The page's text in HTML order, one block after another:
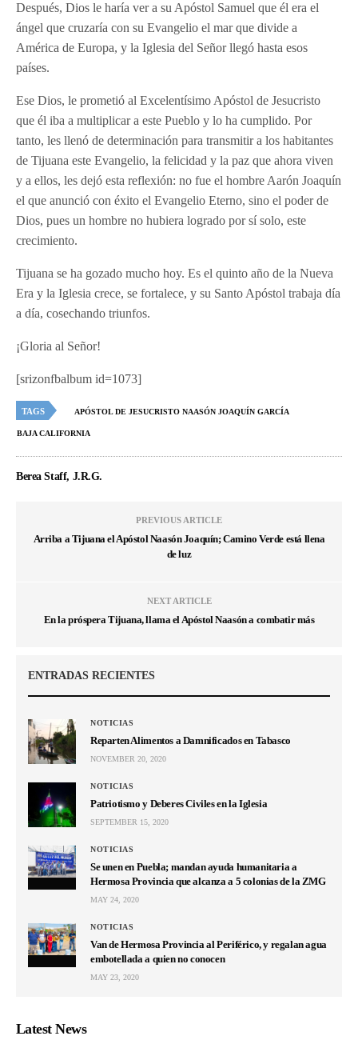
Después, Dios le haría ver a su Apóstol Samuel que él era el
ángel que cruzaría con su Evangelio el mar que divide a
América de Europa, y la Iglesia del Señor llegó hasta esos
países.
Ese Dios, le prometió al Excelentísimo Apóstol de Jesucristo
que él iba a multiplicar a este Pueblo y lo ha cumplido. Por
tanto, les llenó de determinación para transmitir a los habitantes
de Tijuana este Evangelio, la felicidad y la paz que ahora viven
y a ellos, les dejó esta reflexión: no fue el hombre Aarón Joaquín
el que anunció con éxito el Evangelio Eterno, sino el poder de
Dios, pues un hombre no hubiera logrado por sí solo, este
crecimiento.
Tijuana se ha gozado mucho hoy. Es el quinto año de la Nueva
Era y la Iglesia crece, se fortalece, y su Santo Apóstol trabaja día
a día, cosechando triunfos.
¡Gloria al Señor!
[srizonfbalbum id=1073]
TAGS APÓSTOL DE JESUCRISTO NAASÓN JOAQUÍN GARCÍA
BAJA CALIFORNIA
Berea Staff, J.R.G.
PREVIOUS ARTICLE
Arriba a Tijuana el Apóstol Naasón Joaquín; Camino Verde está llena
de luz
NEXT ARTICLE
En la próspera Tijuana, llama el Apóstol Naasón a combatir más
ENTRADAS RECIENTES
NOTICIAS
Reparten Alimentos a Damnificados en Tabasco
NOVEMBER 20, 2020
NOTICIAS
Patriotismo y Deberes Civiles en la Iglesia
SEPTEMBER 15, 2020
NOTICIAS
Se unen en Puebla; mandan ayuda humanitaria a
Hermosa Provincia que alcanza a 5 colonias de la ZMG
MAY 24, 2020
NOTICIAS
Van de Hermosa Provincia al Periférico, y regalan agua
embotellada a quien no conocen
MAY 23, 2020
Latest News